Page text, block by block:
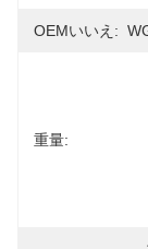
OEMいいえ:
重量: